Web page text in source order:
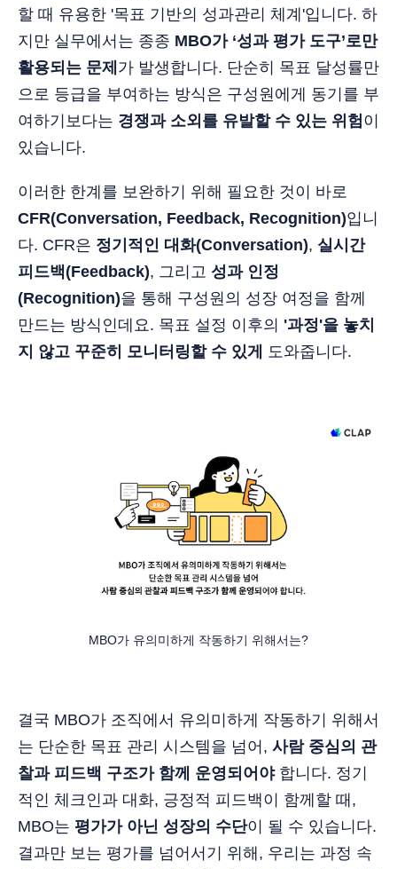
할 때 유용한 '목표 기반의 성과관리 체계'입니다. 하
지만 실무에서는 종종 MBO가 ‘성과 평가 도구’로만
활용되는 문제 가 발생합니다. 단순히 목표 달성률만
으로 등급을 부여하는 방식은 구성원에게 동기를 부
여하기보다는 경쟁과 소외를 유발할 수 있는 위험이
있습니다.
이러한 한계를 보완하기 위해 필요한 것이 바로
CFR(Conversation, Feedback, Recognition)입니
다. CFR은 정기적인 대화(Conversation), 실시간
피드백(Feedback), 그리고 성과 인정
(Recognition)을 통해 구성원의 성장 여정을 함께
만드는 방식인데요. 목표 설정 이후의 '과정'을 놓치
지 않고 꾸준히 모니터링할 수 있게
도와줍니다.
MBO가 유의미하게 작동하기 위해서는?
결국 MBO가 조직에서 유의미하게 작동하기 위해서
는 단순한 목표 관리 시스템을 넘어, 사람 중심의 관
찰과 피드백 구조가 함께 운영되어야합니다. 정기
적인 체크인과 대화, 긍정적 피드백이 함께할 때,
MBO는 평가가 아닌 성장의 수단이 될 수 있습니다.
결과만 보는 평가를 넘어서기 위해, 우리는 과정 속